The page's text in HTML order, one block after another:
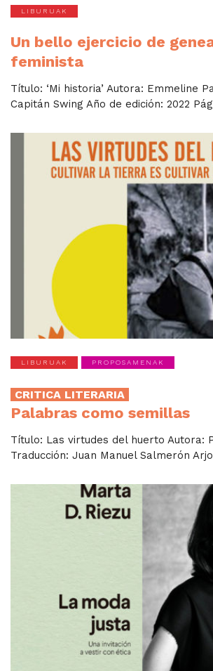
LIBURUAK
Un bello ejercicio de
feminista
Título: ‘Mi historia’ Autora: Emmeline
Capitán Swing Año de edición: 2022
LIBURUAK PROPOSAMENAK
CRITICA LITERARIA
Palabras como semillas
Título: Las virtudes del huerto Autora:
Traducción: Juan Manuel Salmerón